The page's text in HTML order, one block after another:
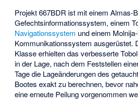
Projekt 667BDR ist mit einem Almas-
Gefechtsinformationssystem, einem
Navigationssystem und einem
Kommunikationssystem ausgerüstet.
Klasse erhielten das verbesserte
in der Lage, nach dem Feststellen
Tage die Lageänderungen des
Bootes exakt zu berechnen, bevor
eine erneute Peilung vorgenommen